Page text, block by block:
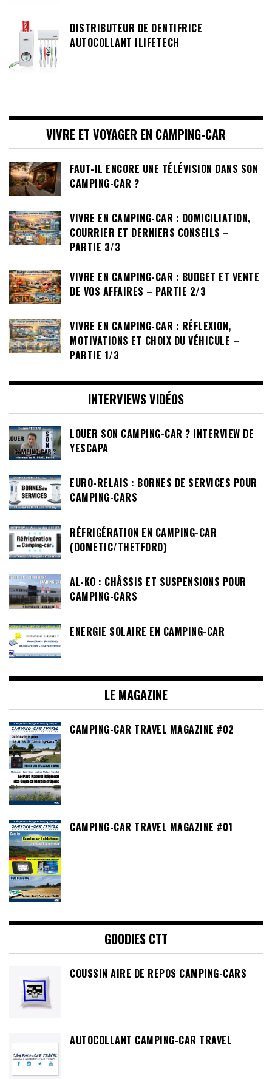
DISTRIBUTEUR DE DENTIFRICE
AUTOCOLLANT ILIFETECH
VIVRE ET VOYAGER EN CAMPING-CAR
FAUT-IL ENCORE UNE TÉLÉVISION DANS SON
CAMPING-CAR ?
VIVRE EN CAMPING-CAR : DOMICILIATION,
COURRIER ET DERNIERS CONSEILS –
PARTIE 3/3
VIVRE EN CAMPING-CAR : BUDGET ET VENTE
DE VOS AFFAIRES – PARTIE 2/3
VIVRE EN CAMPING-CAR : RÉFLEXION,
MOTIVATIONS ET CHOIX DU VÉHICULE –
PARTIE 1/3
INTERVIEWS VIDÉOS
LOUER SON CAMPING-CAR ? INTERVIEW DE
YESCAPA
EURO-RELAIS : BORNES DE SERVICES POUR
CAMPING-CARS
RÉFRIGÉRATION EN CAMPING-CAR
(DOMETIC/THETFORD)
AL-KO : CHÂSSIS ET SUSPENSIONS POUR
CAMPING-CARS
ENERGIE SOLAIRE EN CAMPING-CAR
LE MAGAZINE
CAMPING-CAR TRAVEL MAGAZINE #02
CAMPING-CAR TRAVEL MAGAZINE #01
GOODIES CTT
COUSSIN AIRE DE REPOS CAMPING-CARS
AUTOCOLLANT CAMPING-CAR TRAVEL